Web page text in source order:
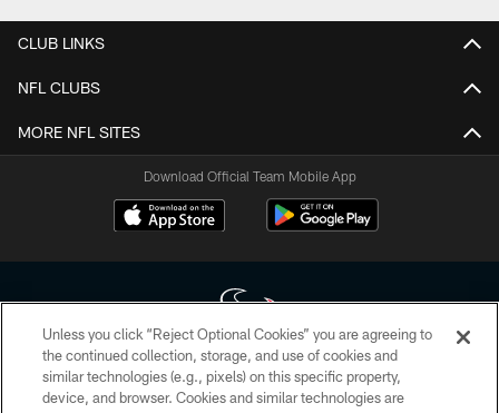
CLUB LINKS
NFL CLUBS
MORE NFL SITES
Download Official Team Mobile App
Copyright © 2026 Houston Texans. All rights reserved. No portion of
HoustonTexans.com may be duplicated, redistributed or manipulated in any
Unless you click “Reject Optional Cookies” you are agreeing to
the continued collection, storage, and use of cookies and
similar technologies (e.g., pixels) on this specific property,
device, and browser. Cookies and similar technologies are